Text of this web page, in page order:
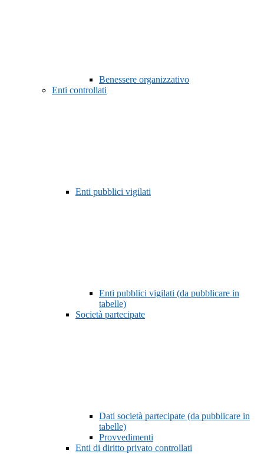
Benessere organizzativo
Enti controllati
Enti pubblici vigilati
Enti pubblici vigilati (da pubblicare in
tabelle)
Società partecipate
Dati società partecipate (da pubblicare in
tabelle)
Provvedimenti
Enti di diritto privato controllati